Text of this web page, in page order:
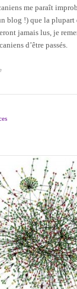
me paraît
blog !) que la plupart
jamais lus, je
d’être passés.